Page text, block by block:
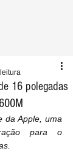
16 polegadas
da Apple, uma
para o